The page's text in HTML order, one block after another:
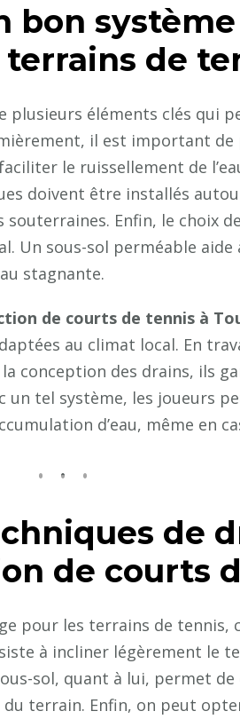
bon
de
plusieurs éléments clés qui
il est important
le ruissellement de
doivent être installés
souterraines. Enfin, le choix
Un sous-sol perméable
stagnante.
de courts de tennis à
au climat local. En
conception des drains, ils
un tel système, les joueurs
d’eau, même en
de
de courts
pour les terrains de tennis,
à incliner légèrement le
sol, quant à lui, permet
terrain. Enfin, on peut